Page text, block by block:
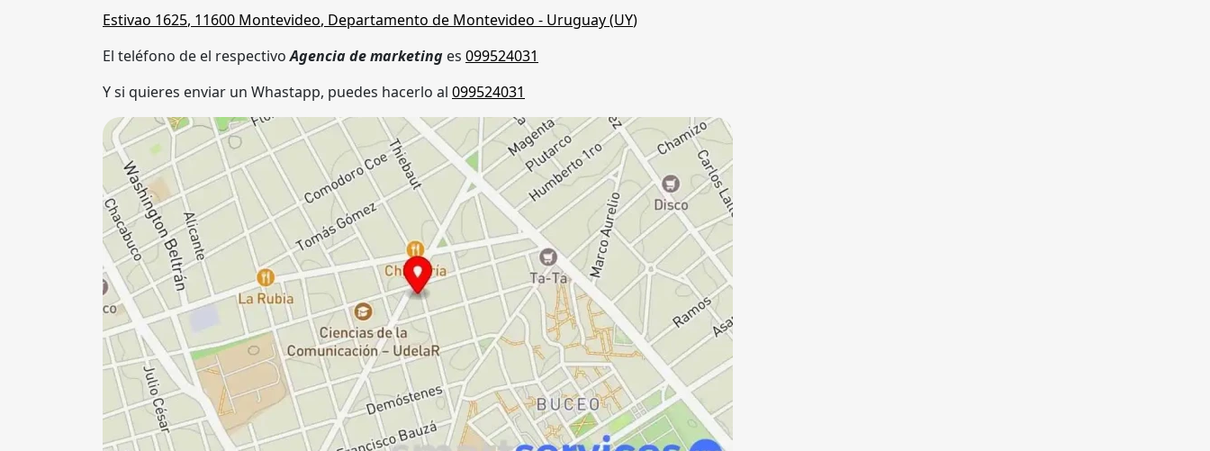
Estivao 1625, 11600 Montevideo, Departamento de Montevideo - Uruguay (UY)
El teléfono de el respectivoAgencia de marketing es 099524031
Y si quieres enviar un Whastapp, puedes hacerlo al 099524031